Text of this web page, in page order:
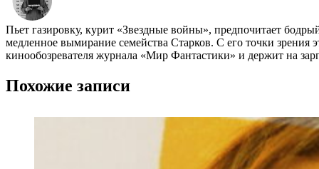
Пьет газировку, курит «Звездные войны», предпочитает
медленное вымирание семейства Старков. С его точки зрения
кинообозревателя журнала «Мир Фантастики» и держит на
Похожие записи